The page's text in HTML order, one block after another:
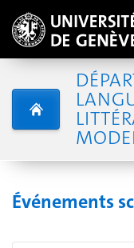
Événements